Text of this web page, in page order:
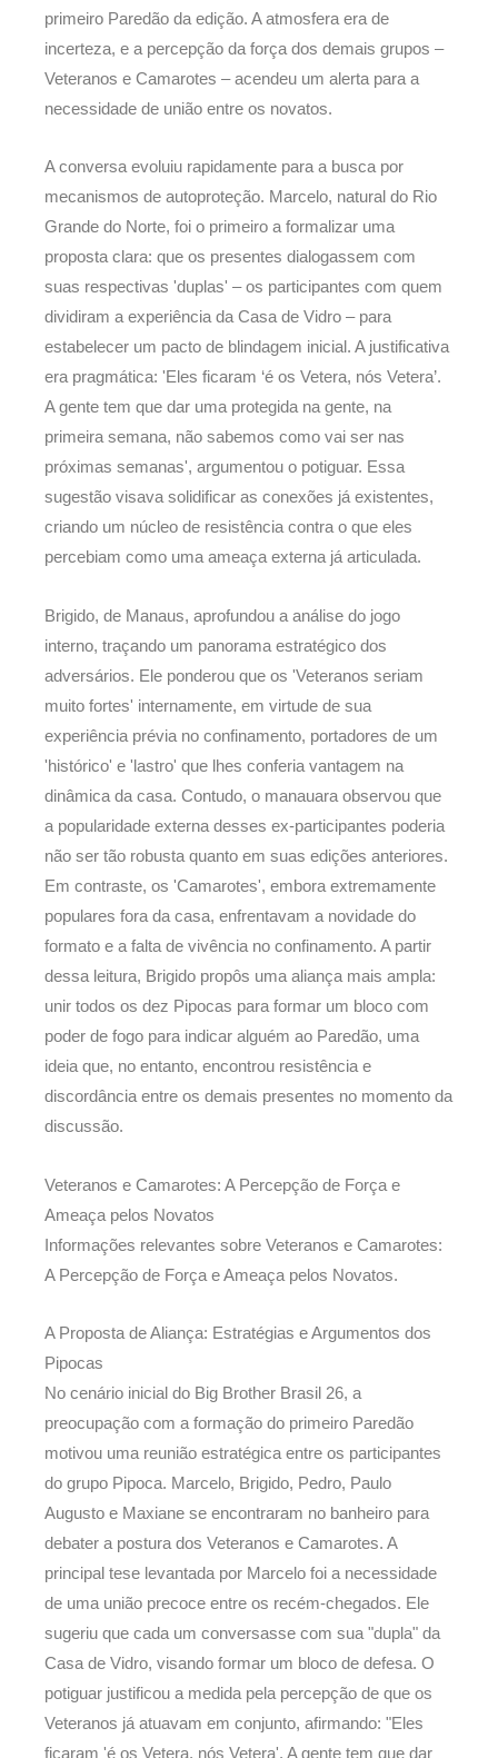
primeiro Paredão da edição. A atmosfera era de
incerteza, e a percepção da força dos demais grupos –
Veteranos e Camarotes – acendeu um alerta para a
necessidade de união entre os novatos.
A conversa evoluiu rapidamente para a busca por
mecanismos de autoproteção. Marcelo, natural do Rio
Grande do Norte, foi o primeiro a formalizar uma
proposta clara: que os presentes dialogassem com
suas respectivas 'duplas' – os participantes com quem
dividiram a experiência da Casa de Vidro – para
estabelecer um pacto de blindagem inicial. A justificativa
era pragmática: 'Eles ficaram ‘é os Vetera, nós Vetera’.
A gente tem que dar uma protegida na gente, na
primeira semana, não sabemos como vai ser nas
próximas semanas', argumentou o potiguar. Essa
sugestão visava solidificar as conexões já existentes,
criando um núcleo de resistência contra o que eles
percebiam como uma ameaça externa já articulada.
Brigido, de Manaus, aprofundou a análise do jogo
interno, traçando um panorama estratégico dos
adversários. Ele ponderou que os 'Veteranos seriam
muito fortes' internamente, em virtude de sua
experiência prévia no confinamento, portadores de um
'histórico' e 'lastro' que lhes conferia vantagem na
dinâmica da casa. Contudo, o manauara observou que
a popularidade externa desses ex-participantes poderia
não ser tão robusta quanto em suas edições anteriores.
Em contraste, os 'Camarotes', embora extremamente
populares fora da casa, enfrentavam a novidade do
formato e a falta de vivência no confinamento. A partir
dessa leitura, Brigido propôs uma aliança mais ampla:
unir todos os dez Pipocas para formar um bloco com
poder de fogo para indicar alguém ao Paredão, uma
ideia que, no entanto, encontrou resistência e
discordância entre os demais presentes no momento da
discussão.
Veteranos e Camarotes: A Percepção de Força e
Ameaça pelos Novatos
Informações relevantes sobre Veteranos e Camarotes:
A Percepção de Força e Ameaça pelos Novatos.
A Proposta de Aliança: Estratégias e Argumentos dos
Pipocas
No cenário inicial do Big Brother Brasil 26, a
preocupação com a formação do primeiro Paredão
motivou uma reunião estratégica entre os participantes
do grupo Pipoca. Marcelo, Brigido, Pedro, Paulo
Augusto e Maxiane se encontraram no banheiro para
debater a postura dos Veteranos e Camarotes. A
principal tese levantada por Marcelo foi a necessidade
de uma união precoce entre os recém-chegados. Ele
sugeriu que cada um conversasse com sua "dupla" da
Casa de Vidro, visando formar um bloco de defesa. O
potiguar justificou a medida pela percepção de que os
Veteranos já atuavam em conjunto, afirmando: "Eles
ficaram 'é os Vetera, nós Vetera'. A gente tem que dar